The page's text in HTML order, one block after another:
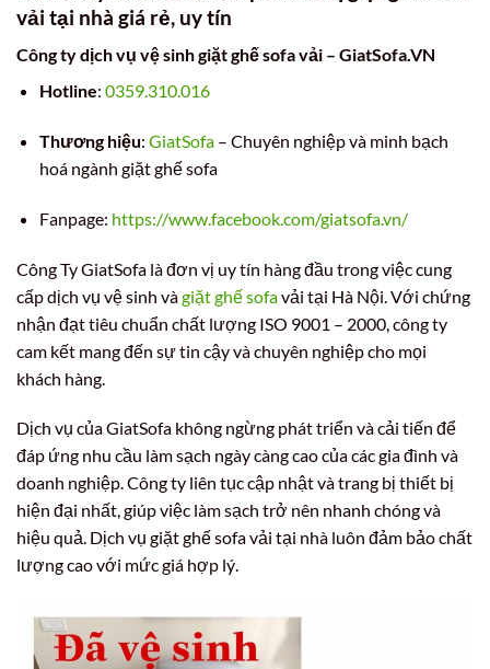
vải tại nhà giá rẻ, uy tín
Công ty dịch vụ vệ sinh giặt ghế sofa vải – GiatSofa.VN
Hotline: 0359.310.016
Thương hiệu: GiatSofa– Chuyên nghiệp và minh bạch
hoá ngành giặt ghế sofa
Fanpage: https://www.facebook.com/giatsofa.vn/
Công Ty GiatSofa là đơn vị uy tín hàng đầu trong việc cung
cấp dịch vụ vệ sinh vàgiặt ghế sofavải tại Hà Nội. Với chứng
nhận đạt tiêu chuẩn chất lượng ISO 9001 – 2000, công ty
cam kết mang đến sự tin cậy và chuyên nghiệp cho mọi
khách hàng.
Dịch vụ của GiatSofa không ngừng phát triển và cải tiến để
đáp ứng nhu cầu làm sạch ngày càng cao của các gia đình và
doanh nghiệp. Công ty liên tục cập nhật và trang bị thiết bị
hiện đại nhất, giúp việc làm sạch trở nên nhanh chóng và
hiệu quả. Dịch vụ giặt ghế sofa vải tại nhà luôn đảm bảo chất
lượng cao với mức giá hợp lý.